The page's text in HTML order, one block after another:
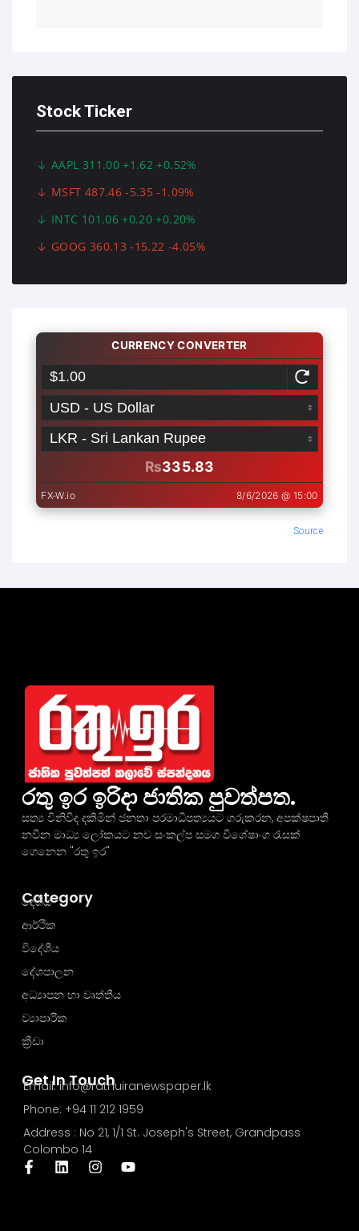
Stock Ticker
AAPL 311.00 +1.62 +0.52%
MSFT 487.46 -5.35 -1.09%
INTC 101.06 +0.20 +0.20%
GOOG 360.13 -15.22 -4.05%
Source
රතු ඉර ඉරිදා ජාතික පුවත්පත.
සත්‍ය විනිවිද දකිමින් ජනතා පරමාධිපත්‍යයට ගරුකරන, අපක්ෂපාතී
නවීන මාධ්‍ය ලෝකයට නව සංකල්ප සමග විශේෂාංග රැසක්
ගෙනෙන "රතු ඉර"
Get In Touch
Email: info@rathuiranewspaper.lk
Phone: +94 11 212 1959
Address : No 21, 1/1 St. Joseph's Street, Grandpass
Colombo 14
Category
දේශීය
ආර්ථික
විදේශීය
දේශපාලන
අධ්‍යාපන හා වෘත්තීය
ව්‍යාපාරික
ක්‍රීඩා